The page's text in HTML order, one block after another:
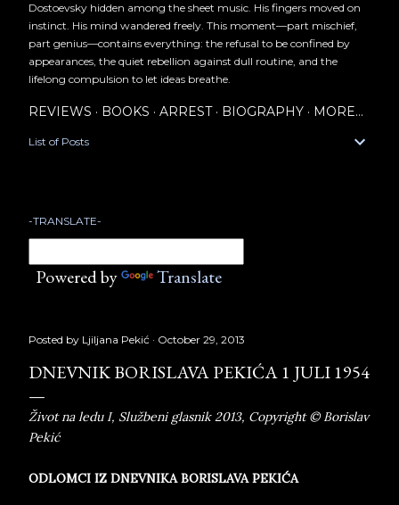
Dostoevsky hidden among the sheet music. His fingers moved on
instinct. His mind wandered freely. This moment—part mischief,
part genius—contains everything: the refusal to be confined by
appearances, the quiet rebellion against dull routine, and the
lifelong compulsion to let ideas breathe.
REVIEWS BOOKS ARREST BIOGRAPHY MORE…
List of Posts
-TRANSLATE-
Powered by Translate
Posted by Ljiljana Pekić October 29, 2013
DNEVNIK BORISLAVA PEKIĆA 1 JULI 1954
Život na ledu I, Službeni glasnik 2013, Copyright © Borislav
Pekić
ODLOMCI IZ DNEVNIKA BORISLAVA PEKIĆA